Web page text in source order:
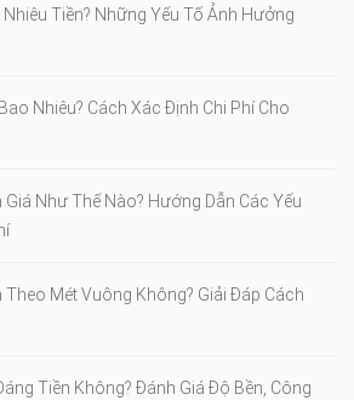
Tiền? Những Yếu Tố Ảnh Hưởng
Nhiêu? Cách Xác Định Chi Phí Cho
Như Thế Nào? Hướng Dẫn Các Yếu
Theo Mét Vuông Không? Giải Đáp Cách
Tiền Không? Đánh Giá Độ Bền, Công